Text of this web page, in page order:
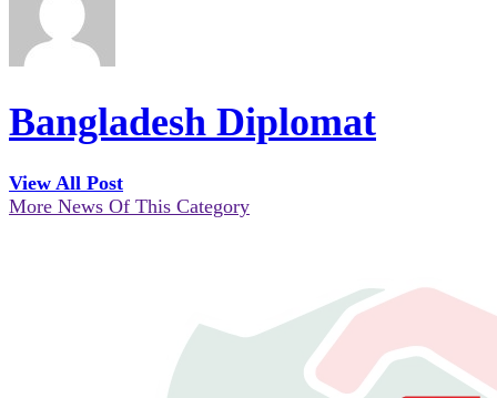
Bangladesh Diplomat
View All Post
More News Of This Category